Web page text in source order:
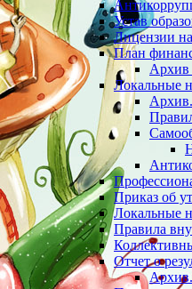
Устав
Лицензии на
План
Локальные
Приказ об
Локальные
Правила
Отчет о